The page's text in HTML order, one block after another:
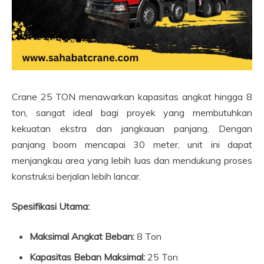
Crane 25 TON menawarkan kapasitas angkat hingga 8
ton, sangat ideal bagi proyek yang membutuhkan
kekuatan ekstra dan jangkauan panjang. Dengan
panjang boom mencapai 30 meter, unit ini dapat
menjangkau area yang lebih luas dan mendukung proses
konstruksi berjalan lebih lancar.
Spesifikasi Utama:
Maksimal Angkat Beban: 8 Ton
Kapasitas Beban Maksimal: 25 Ton